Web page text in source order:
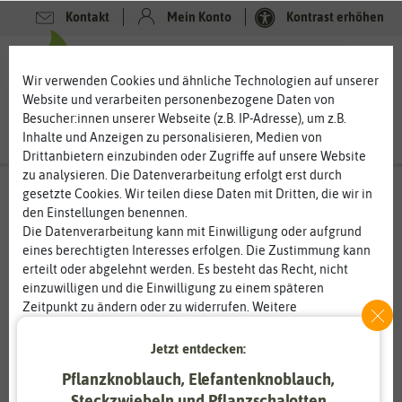
Kontakt Mein Konto Kontrast erhöhen
-80%
Wir verwenden Cookies und ähnliche Technologien auf unserer
Website und verarbeiten personenbezogene Daten von
Besucher:innen unserer Webseite (z.B. IP-Adresse), um z.B.
Inhalte und Anzeigen zu personalisieren, Medien von
Drittanbietern einzubinden oder Zugriffe auf unsere Website
zu analysieren. Die Datenverarbeitung erfolgt erst durch
gesetzte Cookies. Wir teilen diese Daten mit Dritten, die wir in
den Einstellungen benennen.
Die Datenverarbeitung kann mit Einwilligung oder aufgrund
eines berechtigten Interesses erfolgen. Die Zustimmung kann
erteilt oder abgelehnt werden. Es besteht das Recht, nicht
einzuwilligen und die Einwilligung zu einem späteren
Zeitpunkt zu ändern oder zu widerrufen. Weitere
Informationen zur Verwendung personenbezogener Daten und
den Diensten erklären wir in unsererDaten­schutz­erklärung
Essenziell Statistik
Jetzt entdecken:
Pflanzknoblauch, Elefantenknoblauch,